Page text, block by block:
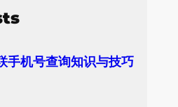
手机号查询知识与技巧